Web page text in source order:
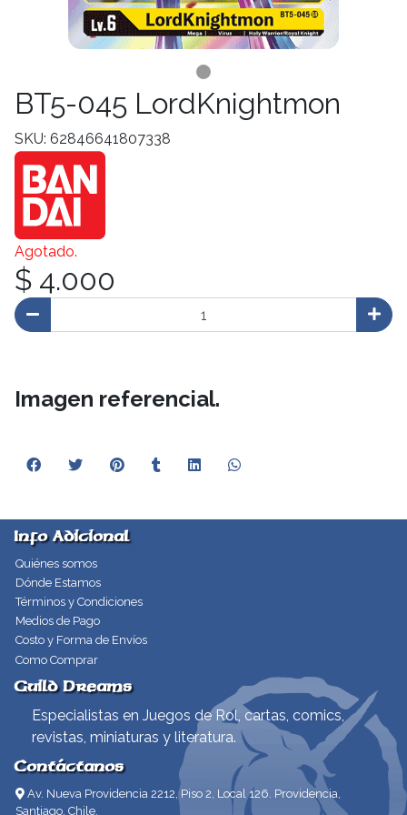
BT5-045 LordKnightmon
SKU: 62846641807338
Agotado.
$ 4.000
Imagen referencial.
Info Adicional
Quiénes somos
Dónde Estamos
Términos y Condiciones
Medios de Pago
Costo y Forma de Envíos
Como Comprar
Guild Dreams
Especialistas en Juegos de Rol, cartas, comics,
revistas, miniaturas y literatura.
Contáctanos
Av. Nueva Providencia 2212, Piso 2, Local 126. Providencia,
Santiago, Chile.